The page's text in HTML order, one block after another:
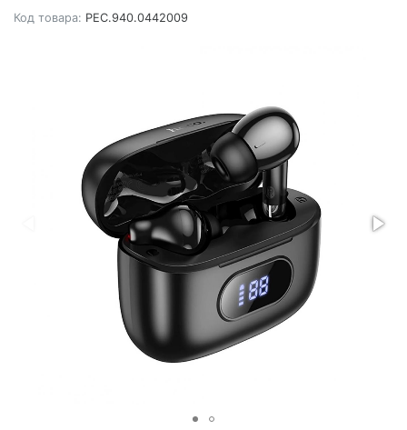
Код товара: PEC.940.0442009